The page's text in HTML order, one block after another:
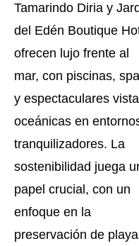
Tamarindo Diria y
del Edén Boutique
ofrecen lujo frente al
mar, con piscinas,
y espectaculares
oceánicas en
tranquilizadores. La
sostenibilidad juega
papel crucial, con un
enfoque en la
preservación de